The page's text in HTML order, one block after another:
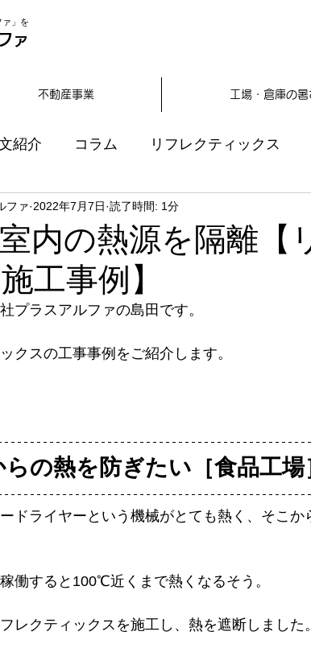
ァ」を
ァ
不動産事業 工場・倉庫の
紹介 コラム リフレクティックス
内の熱源を隔離【
工事例】
ファ 2022年7月7日 読了時間: 1分
プラスアルファの島田です。
クスの工事事例をご紹介します。
の熱を防ぎたい［食品工場
ドライヤーという機械がとても熱く、そこか
働すると100℃近くまで熱くなるそう。
レクティックスを施工し、熱を遮断しました。